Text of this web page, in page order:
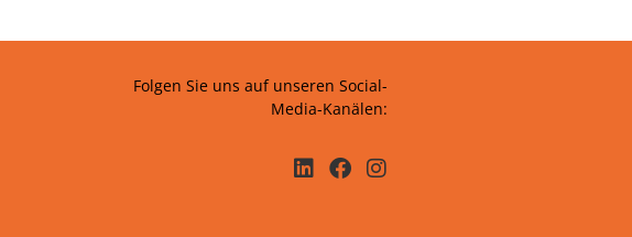
Folgen Sie uns auf unseren Social-
Media-Kanälen: